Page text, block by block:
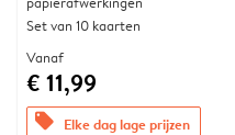
Set van 10 kaarten
Vanaf
€ 11,99
offers Elke dag lage prijzen